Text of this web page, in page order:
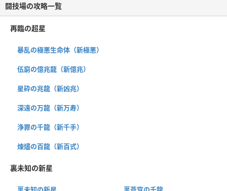
闘技場の攻略一覧
再臨の超星
暴乱の極悪生命体（新極悪）
伍窮の億兆龍（新億兆）
星砕の兆龍（新凶兆）
深遠の万龍（新万寿）
浄罪の千龍（新千手）
煉燼の百龍（新百式）
裏未知の新星